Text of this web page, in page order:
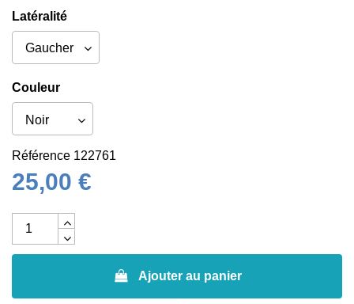
Latéralité
Couleur
Référence 122761
25,00 €
Ajouter au panier